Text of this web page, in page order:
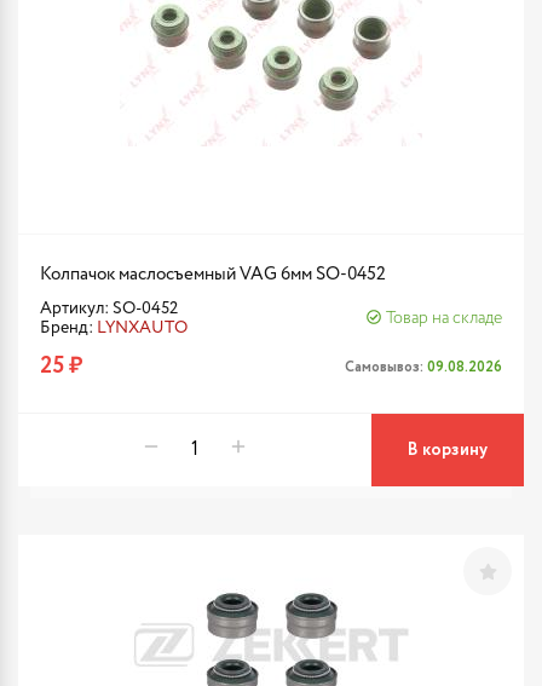
Колпачок маслосъемный VAG 6мм SO-0452
Артикул: SO-0452
Бренд: LYNXAUTO
Товар на складе
25 ₽ Самовывоз: 09.08.2026
В корзину